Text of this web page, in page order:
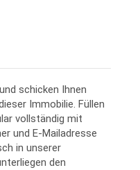
schicken Ihnen
Immobilie. Füllen
vollständig mit
und E-Mailadresse
in unserer
den